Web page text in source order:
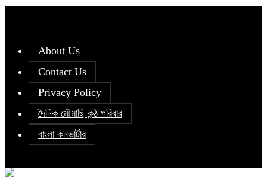
About Us
Contact Us
Privacy Policy
দৈনিক মৌমাছি কন্ঠ পরিবার
বাংলা কনভার্টার